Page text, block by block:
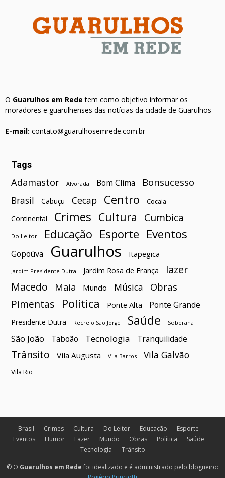
O Guarulhos em Rede tem como objetivo informar os
moradores e guarulhenses das notícias da cidade de Guarulhos
E-mail: contato@guarulhosemrede.com.br
Tags
Adamastor Alvorada Bom Clima Bonsucesso
Brasil Cabuçu Cecap Centro Cocaia
Continental Crimes Cultura Cumbica
Do Leitor Educação Esporte Eventos
Gopoúva Guarulhos Itapegica
Jardim Presidente Dutra Jardim Rosa de França
lazer
Macedo
Maia Mundo Música Obras
Pimentas Política Ponte Alta Ponte Grande
Presidente Dutra Recreio São Jorge Saúde Soberana
São João Taboão Tecnologia Tranquilidade
Trânsito Vila Augusta Vila Barros Vila Galvão
Vila Rio
Brasil Crimes Cultura Do Leitor Educação
Esporte
Eventos
Humor Lazer Mundo Obras Política
Saúde
Tecnologia
Trânsito
© O Guarulhos em Rede foi idealizado e é administrado pelo blogueiro: